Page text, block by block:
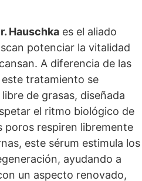
Hauschka es el aliado
potenciar la vitalidad
A diferencia de las
tratamiento se
de grasas, diseñada
el ritmo biológico de
poros respiren libremente
este sérum estimula los
ayudando a
un aspecto renovado,